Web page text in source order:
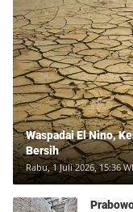
Waspadai El Nino,
Bersih
Rabu, 1 Juli 2026, 15:36